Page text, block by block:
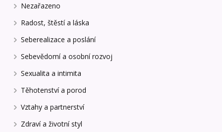
Nezařazeno
Radost, štěstí a láska
Seberealizace a poslání
Sebevědomí a osobní rozvoj
Sexualita a intimita
Těhotenství a porod
Vztahy a partnerství
Zdraví a životní styl